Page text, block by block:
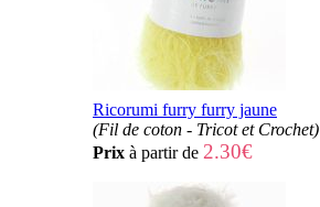
Ricorumi furry furry jaune
(Fil de coton - Tricot et Crochet)
Prix à partir de 2.30€